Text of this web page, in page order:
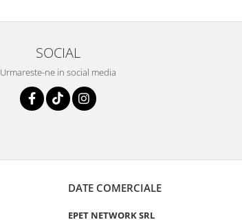
SOCIAL
Urmareste-ne in social media
DATE COMERCIALE
EPET NETWORK SRL